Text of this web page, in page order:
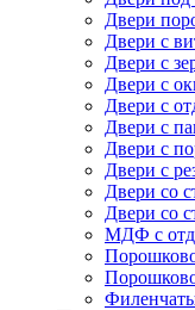
Двери
Двери с
Двери с
Двери с
Двери с
Двери с
Двери с
Двери с
Двери со
Двери со
МДФ с